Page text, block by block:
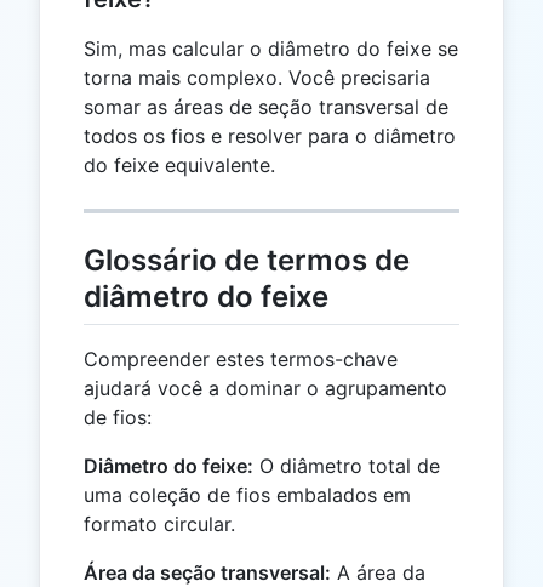
Sim, mas calcular o diâmetro do feixe se
torna mais complexo. Você precisaria
somar as áreas de seção transversal de
todos os fios e resolver para o diâmetro
do feixe equivalente.
Glossário de termos de
diâmetro do feixe
Compreender estes termos-chave
ajudará você a dominar o agrupamento
de fios:
Diâmetro do feixe: O diâmetro total de
uma coleção de fios embalados em
formato circular.
Área da seção transversal: A área da